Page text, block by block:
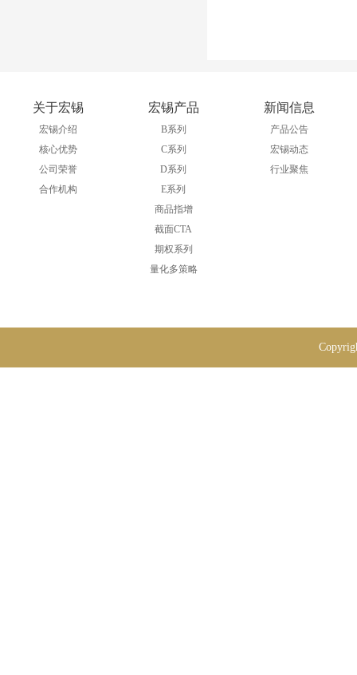
关于宏锡
宏锡介绍
核心优势
公司荣誉
合作机构
宏锡产品
B系列
C系列
D系列
E系列
商品指增
截面CTA
期权系列
量化多策略
新闻信息
产品公告
宏锡动态
行业聚焦